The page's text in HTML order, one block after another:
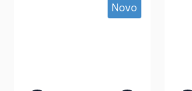
Novo